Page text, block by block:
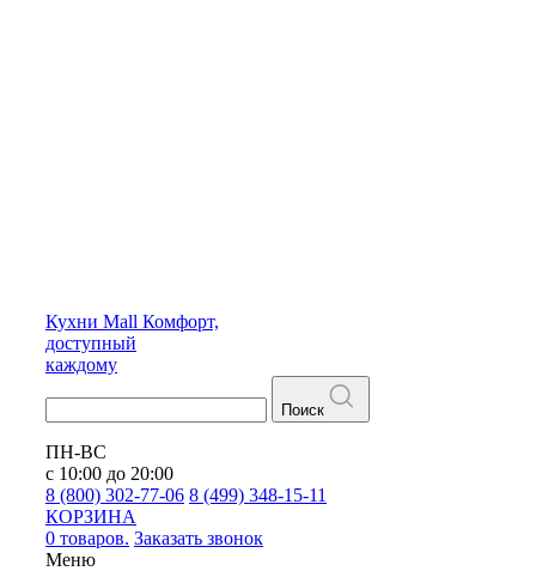
Кухни Mall Комфорт,
доступный
каждому
Поиск
ПН-ВС
с 10:00 до 20:00
8 (800) 302-77-06 8 (499) 348-15-11
КОРЗИНА
0 товаров. Заказать звонок
Меню